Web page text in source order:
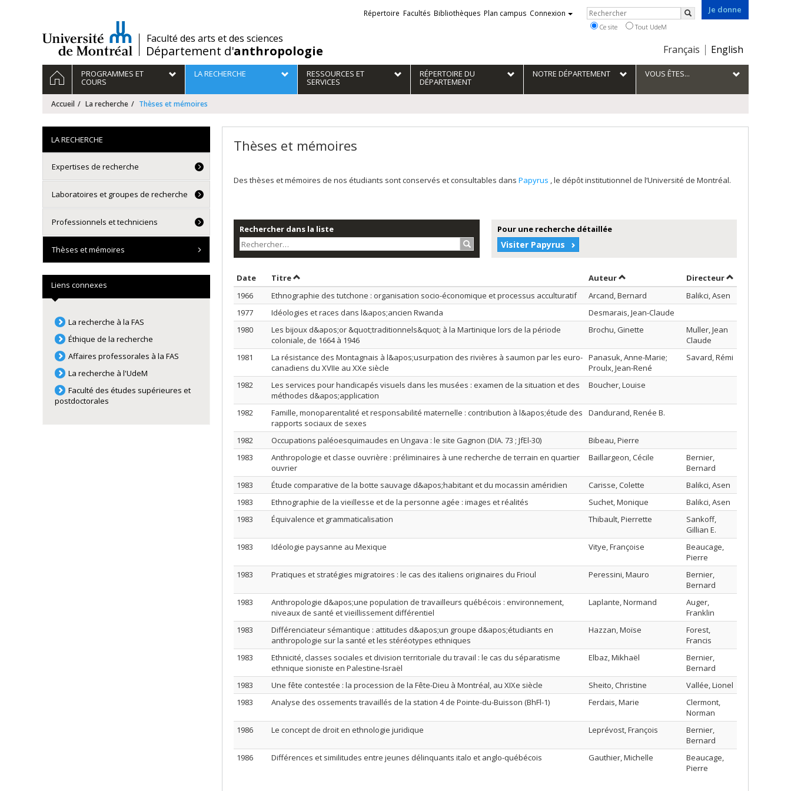
/Faculté des arts et des sciences
Département d'anthropologie
Je donne
Choix
la
langue
Français English
Liens
externes
Répertoire Facultés Bibliothèques Plan campus Connexion Rechercher
Rechercher
Ce site Tout UdeM
Navigation
principale
ACCUEILPROGRAMMES ET
COURS
LA RECHERCHE RESSOURCES ET
SERVICES
RÉPERTOIRE DU
DÉPARTEMENT
NOTRE DÉPARTEMENT VOUS ÊTES...
Accueil La recherche Thèses et mémoires
Thèses et mémoires
Des thèses et mémoires de nos étudiants sont conservés et consultables dans Papyrus , le dépôt institutionnel de l’Université de Montréal.
Rechercher dans la liste
Rechercher…
Pour une recherche détaillée
Visiter Papyrus
Date Trier par date en ordre décroissant
TitreTrier par titre en ordre décroissant AuteurTrier par auteur en ordre décroissant
Directeurpar
1966
Ethnographie des tutchone : organisation socio-économique et processus acculturatif Arcand, Bernard
Balikci, Asen
1977
Idéologies et races dans l&apos;ancien Rwanda
Desmarais, Jean-Claude
1980
Les bijoux d&apos;or &quot;traditionnels&quot; à la Martinique lors de la période
coloniale, de 1664 à 1946
Brochu, Ginette
Muller, Jean
Claude
1981
La résistance des Montagnais à l&apos;usurpation des rivières à saumon par les euro-
canadiens du XVIIe au XXe siècle
Panasuk, Anne-Marie;
Proulx, Jean-René
Savard, Rémi
1982
Les services pour handicapés visuels dans les musées : examen de la situation et des
méthodes d&apos;application
Boucher, Louise
1982
Famille, monoparentalité et responsabilité maternelle : contribution à l&apos;étude des
rapports sociaux de sexes
Dandurand, Renée B.
1982 Occupations paléoesquimaudes en Ungava : le site Gagnon (DIA. 73 ; JfEl-30)
Bibeau, Pierre
1983
Anthropologie et classe ouvrière : préliminaires à une recherche de terrain en quartier
ouvrier
Baillargeon, Cécile
Bernier,
Bernard
1983
Étude comparative de la botte sauvage d&apos;habitant et du mocassin améridien Carisse, Colette
Balikci, Asen
1983
Ethnographie de la vieillesse et de la personne agée : images et réalités Suchet, Monique
Balikci, Asen
1983
Équivalence et grammaticalisation Thibault, Pierrette
Sankoff,
Gillian E.
1983
Idéologie paysanne au Mexique Vitye, Françoise
Beaucage,
Pierre
1983
Pratiques et stratégies migratoires : le cas des italiens originaires du Frioul Peressini, Mauro
Bernier,
Bernard
1983
Anthropologie d&apos;une population de travailleurs québécois : environnement,
niveaux de santé et vieillissement différentiel
Laplante, Normand
Auger,
Franklin
1983
Différenciateur sémantique : attitudes d&apos;un groupe d&apos;étudiants en
anthropologie sur la santé et les stéréotypes ethniques
Hazzan, Moïse
Forest,
Francis
1983
Ethnicité, classes sociales et division territoriale du travail : le cas du séparatisme
ethnique sioniste en Palestine-Israël
Elbaz, Mikhaël
Bernier,
Bernard
1983
Une fête contestée : la procession de la Fête-Dieu à Montréal, au XIXe siècle Sheito, Christine
Vallée, Lionel
1983
Analyse des ossements travaillés de la station 4 de Pointe-du-Buisson (BhFl-1) Ferdais, Marie
Clermont,
Norman
1986
Le concept de droit en ethnologie juridique Leprévost, François
Bernier,
Bernard
1986
Différences et similitudes entre jeunes délinquants italo et anglo-québécois Gauthier, Michelle
Beaucage,
Pierre
LA RECHERCHE
Expertises de recherche
Laboratoires et groupes de recherche
Professionnels et techniciens
Thèses et mémoires
Liens connexes
La recherche à la FAS
Éthique de la recherche
Affaires professorales à la FAS
La recherche à l'UdeM
Faculté des études supérieures et
postdoctorales